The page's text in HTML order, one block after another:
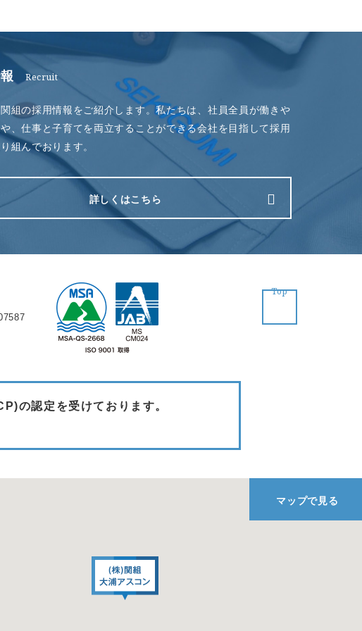
Recruit
組の採用情報をご紹介します。私たちは、社員全員が働きや
、仕事と子育てを両立することができる会社を目指して採用
組んでおります。
詳しくはこちら
Top
の認定を受けております。
マップで見る